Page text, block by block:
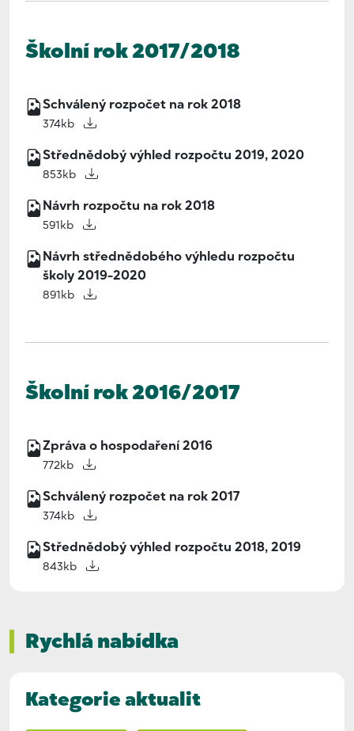
Školní rok 2017/2018
Schválený rozpočet na rok 2018
374kb
Střednědobý výhled rozpočtu 2019, 2020
853kb
Návrh rozpočtu na rok 2018
591kb
Návrh střednědobého výhledu rozpočtu
školy 2019-2020
891kb
Školní rok 2016/2017
Zpráva o hospodaření 2016
772kb
Schválený rozpočet na rok 2017
374kb
Střednědobý výhled rozpočtu 2018, 2019
843kb
Rychlá nabídka
Kategorie aktualit